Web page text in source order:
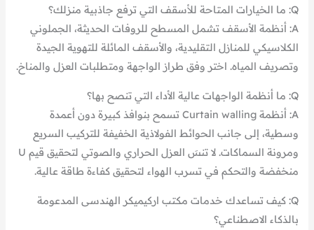
Q: ما الخيارات المتاحة للأسقف التي ترفع جاذبية منزلك؟
A: أنظمة الأسقف تشمل المسطح للروفات الحديثة، الجملوني
الكلاسيكي للمنازل التقليدية، والأسقف المائلة للتهوية الجيدة
وتصريف المياه. اختر وفق طراز الواجهة ومتطلبات العزل والمناخ.
Q: ما أنظمة الواجهات عالية الأداء التي تنصح بها؟
A: أنظمة Curtain walling تسمح بنوافذ كبيرة دون أعمدة
وسطية، إلى جانب الحوائط الفولاذية الخفيفة للتركيب السريع
ومرونة السماكات. لا تنسَ العزل الحراري والصوتي لتحقيق قيم U
منخفضة والتحكم في تسرب الهواء لتحقيق كفاءة طاقة عالية.
Q: كيف تساعدك خدمات مكتب اركيميكر الهندسى المدعومة
بالذكاء الاصطناعي؟